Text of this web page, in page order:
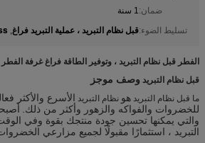
ضمان:1 سنة
تسليط الضوء:قبل نظام التبريد ، عملية التبريد فراغ,
الفطر قبل نظام التبريد ، وتوفير الطاقة فراغ غرفة الفطر
قبل نظام التبريد وصف موجز
ما قبل نظام التبريد هو نظام التبريد الأسرع والأكثر
للخضروات والفواكه والزهور وأكثر من ذلك.
والتي يمكنها تحسين جودة منتجك بقوة وفي
التبريد ، استثمارًا مقبولًا لجميع مزارعي